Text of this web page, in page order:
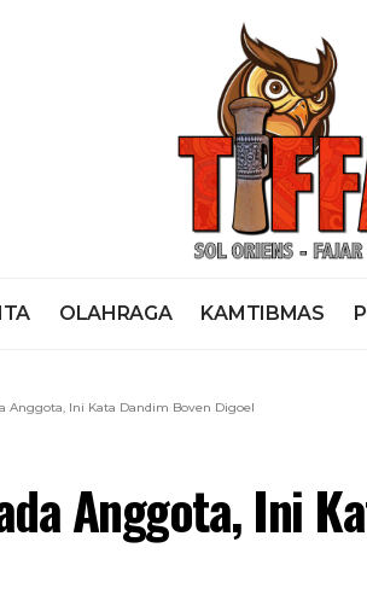
OLAHRAGA KAMTIBMAS
Anggota, Ini Kata Dandim Boven Digoel
Anggota, Ini